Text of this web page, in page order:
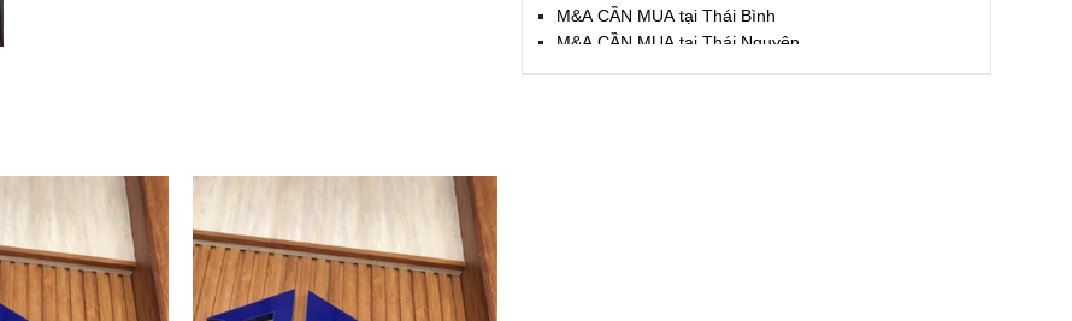
M&A CẦN MUA tại Thái Bình
M&A CẦN MUA tại Thái Nguyên